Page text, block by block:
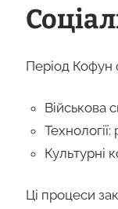
Період Кофун
Військова
Культурні
Ці процеси